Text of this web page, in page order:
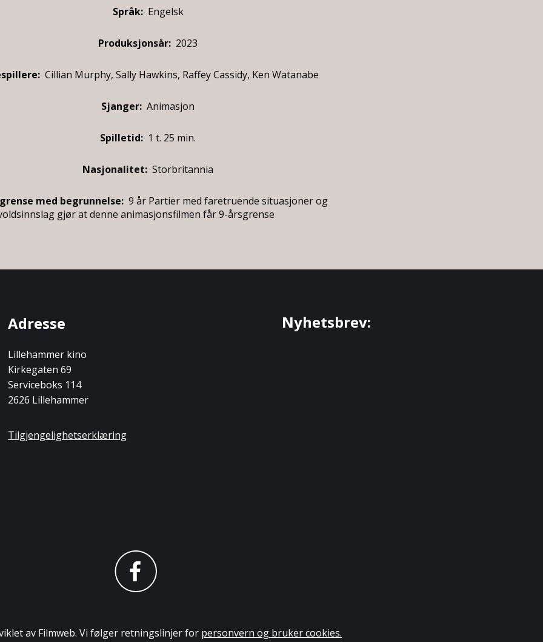
Språk: Engelsk
Produksjonsår: 2023
: Cillian Murphy, Sally Hawkins, Raffey Cassidy, Ken Watanabe
Sjanger: Animasjon
Spilletid: 1 t. 25 min.
Nasjonalitet: Storbritannia
med begrunnelse: 9 år Partier med faretruende situasjoner og
gjør at denne animasjonsfilmen får 9-årsgrense
Adresse
Lillehammer kino
Kirkegaten 69
Serviceboks 114
2626 Lillehammer
Tilgjengelighetserklæring
Nyhetsbrev:
av Filmweb. Vi følger retningslinjer for personvern og bruker cookies.